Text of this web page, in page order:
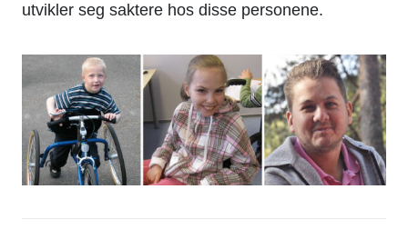
utvikler seg saktere hos disse personene.